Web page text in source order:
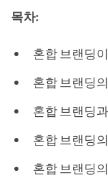
목차:
혼합 브랜딩
혼합 브랜딩
혼합 브랜딩
혼합 브랜딩
혼합 브랜딩